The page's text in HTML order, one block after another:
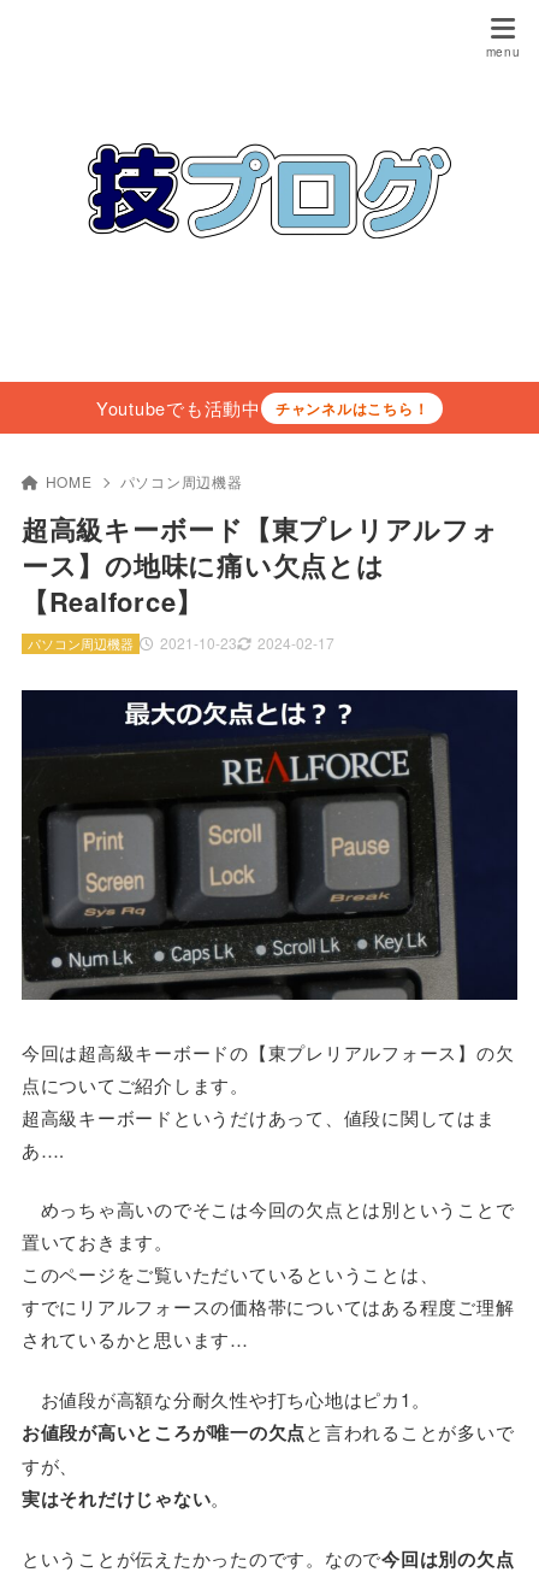
Youtubeでも活動中 チャンネルはこちら！
HOME パソコン周辺機器
超高級キーボード【東プレリアルフォ
ース】の地味に痛い欠点とは
【Realforce】
2021-10-23 2024-02-17
パソコン周辺機器
今回は超高級キーボードの【東プレリアルフォース】の欠
点についてご紹介します。
超高級キーボードというだけあって、値段に関してはま
あ….
めっちゃ高いのでそこは今回の欠点とは別ということで
置いておきます。
このページをご覧いただいているということは、
すでにリアルフォースの価格帯についてはある程度ご理解
されているかと思います…
お値段が高額な分耐久性や打ち心地はピカ1。
お値段が高いところが唯一の欠点と言われることが多いで
すが、
実はそれだけじゃない。
ということが伝えたかったのです。なので今回は別の欠点